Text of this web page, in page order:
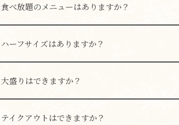
食べ放題のメニューはありますか？
食べ放題メニューはございません。
ハーフサイズはありますか？
ハーフサイズのご用意はございません。
大盛りはできますか？
大盛り対応は行っておりません。
テイクアウトはできますか？